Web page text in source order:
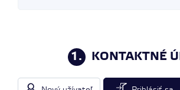
1. KONTAKTNÉ